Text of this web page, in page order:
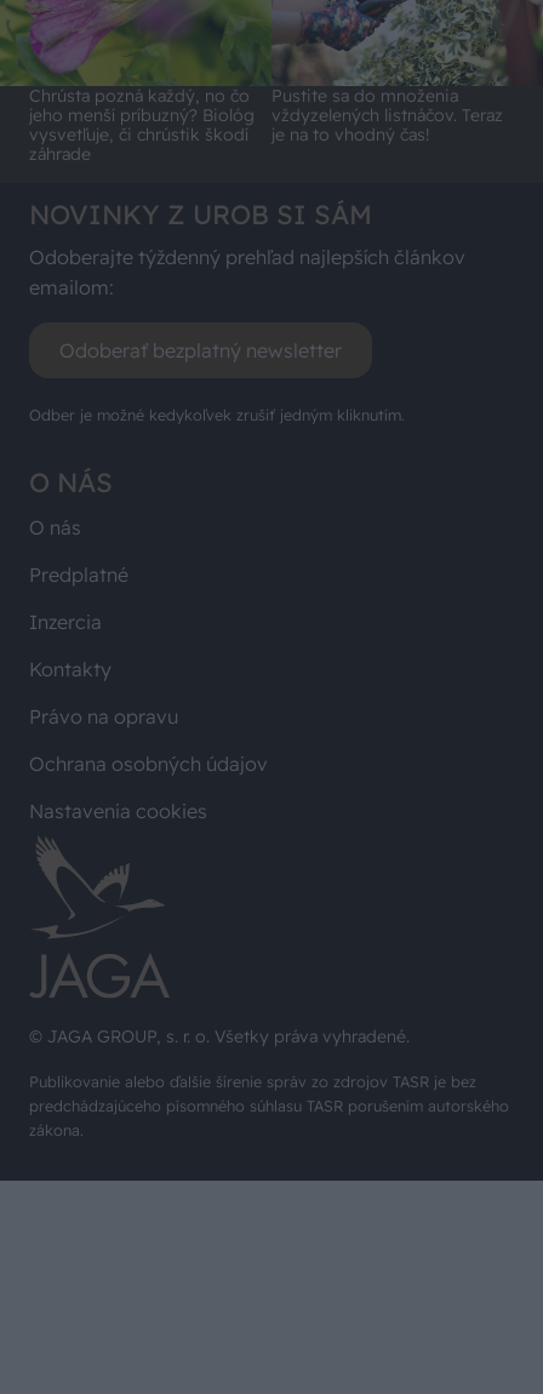
Chrústa pozná každý, no čo
jeho menší príbuzný? Biológ
vysvetľuje, či chrústik škodí
záhrade
Pustite sa do množenia
vždyzelených listnáčov. Teraz
je na to vhodný čas!
© JAGA GROUP, s. r. o. Všetky práva vyhradené.
Publikovanie alebo ďalšie šírenie správ zo zdrojov TASR je bez
predchádzajúceho písomného súhlasu TASR porušením autorského
zákona.
O NÁS
O nás
Predplatné
Inzercia
Kontakty
Právo na opravu
Ochrana osobných údajov
Nastavenia cookies
NOVINKY Z UROB SI SÁM
Odoberajte týždenný prehľad najlepších článkov
emailom:
Odoberať bezplatný newsletter
Odber je možné kedykoľvek zrušiť jedným kliknutím.